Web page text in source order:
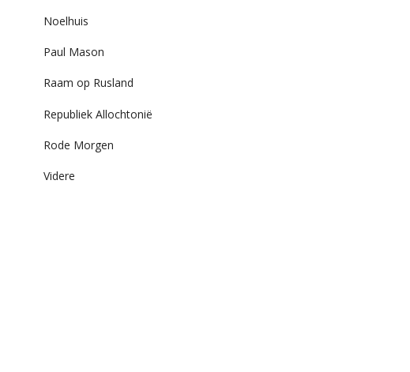
Noelhuis
Paul Mason
Raam op Rusland
Republiek Allochtonië
Rode Morgen
Videre